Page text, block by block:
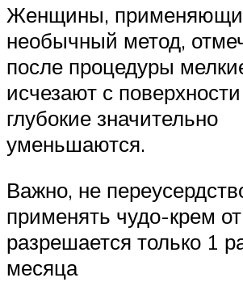
Женщины,
необычный метод,
после процедуры
исчезают с
глубокие значительно
уменьшаются.
Важно, не
применять чудо-крем
разрешается только 1
месяца